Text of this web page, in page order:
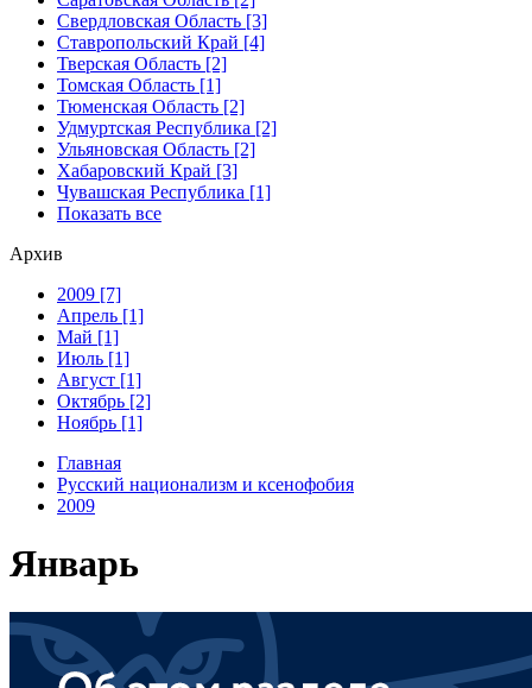
Свердловская Область [3]
Ставропольский Край [4]
Тверская Область [2]
Томская Область [1]
Тюменская Область [2]
Удмуртская Республика [2]
Ульяновская Область [2]
Хабаровский Край [3]
Чувашская Республика [1]
Показать все
Архив
2009 [7]
Апрель [1]
Май [1]
Июль [1]
Август [1]
Октябрь [2]
Ноябрь [1]
Главная
Русский национализм и ксенофобия
2009
Январь